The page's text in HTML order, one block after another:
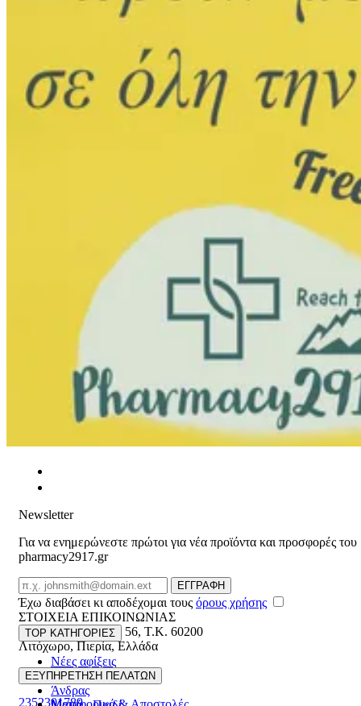
Newsletter
Για να ενημερώνεστε πρώτοι για νέα προϊόντα και προσφορές του
pharmacy2917.gr
Email
ΕΓΓΡΑΦΗ
Έχω διαβάσει κι αποδέχομαι τους όρους χρήσης
ΣΤΟΙΧΕΙΑ ΕΠΙΚΟΙΝΩΝΙΑΣ
Βασ. Κωνσταντίνου 56, T.K. 60200
Λιτόχωρο,Πιερία,Ελλάδα
ΓΕΜΗ:165892448000
2352301789
TOP ΚΑΤΗΓΟΡΙΕΣ
Νέες αφίξεις
Γυναίκα
Άνδρας
ΕΞΥΠΗΡΕΤΗΣΗ ΠΕΛΑΤΩΝ